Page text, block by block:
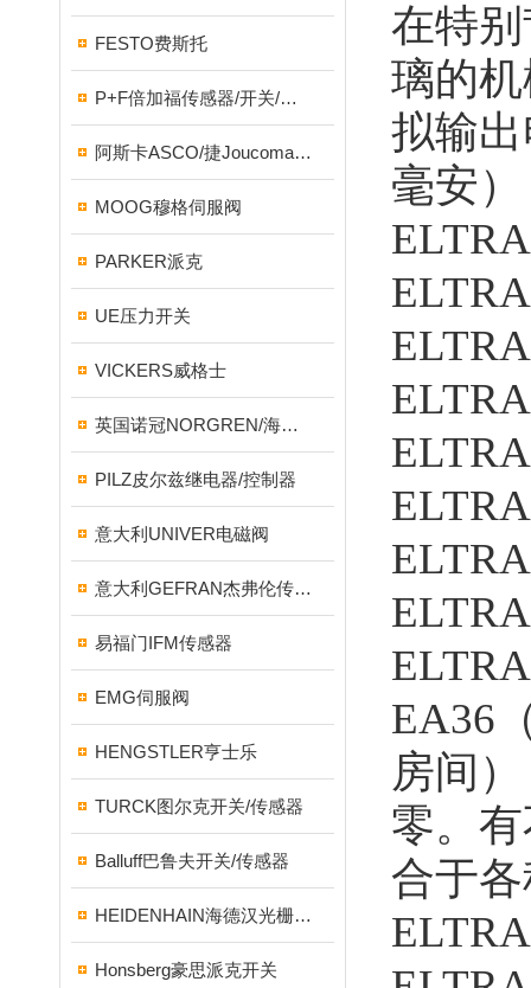
FESTO费斯托
P+F倍加福传感器/开关/编码器
阿斯卡ASCO/捷Joucomatic/NUMATICS纽曼蒂克
MOOG穆格伺服阀
PARKER派克
UE压力开关
VICKERS威格士
英国诺冠NORGREN/海隆HERION/宝硕BUSCHJOST
PILZ皮尔兹继电器/控制器
意大利UNIVER电磁阀
意大利GEFRAN杰弗伦传感器
易福门IFM传感器
EMG伺服阀
HENGSTLER亨士乐
TURCK图尔克开关/传感器
Balluff巴鲁夫开关/传感器
HEIDENHAIN海德汉光栅尺/编码器
Honsberg豪思派克开关
在特
璃的
拟输
毫安）
EA36
房间
零。
合于